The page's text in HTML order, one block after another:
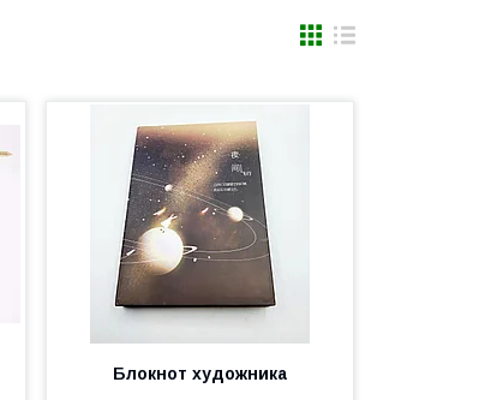
Блокнот художника